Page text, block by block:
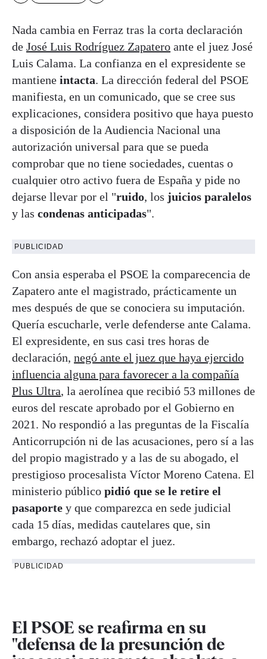
Nada cambia en Ferraz tras la corta declaración
de José Luis Rodríguez Zapatero ante el juez José
Luis Calama. La confianza en el expresidente se
mantiene intacta. La dirección federal del PSOE
manifiesta, en un comunicado, que se cree sus
explicaciones, considera positivo que haya puesto
a disposición de la Audiencia Nacional una
autorización universal para que se pueda
comprobar que no tiene sociedades, cuentas o
cualquier otro activo fuera de España y pide no
dejarse llevar por el "ruido, los juicios paralelos
y las condenas anticipadas".
PUBLICIDAD
Con ansia esperaba el PSOE la comparecencia de
Zapatero ante el magistrado, prácticamente un
mes después de que se conociera su imputación.
Quería escucharle, verle defenderse ante Calama.
El expresidente, en sus casi tres horas de
declaración, negó ante el juez que haya ejercido
influencia alguna para favorecer a la compañía
Plus Ultra, la aerolínea que recibió 53 millones de
euros del rescate aprobado por el Gobierno en
2021. No respondió a las preguntas de la Fiscalía
Anticorrupción ni de las acusaciones, pero sí a las
del propio magistrado y a las de su abogado, el
prestigioso procesalista Víctor Moreno Catena. El
ministerio público pidió que se le retire el
pasaporte y que comparezca en sede judicial
cada 15 días, medidas cautelares que, sin
embargo, rechazó adoptar el juez.
PUBLICIDAD
El PSOE se reafirma en su
"defensa de la presunción de